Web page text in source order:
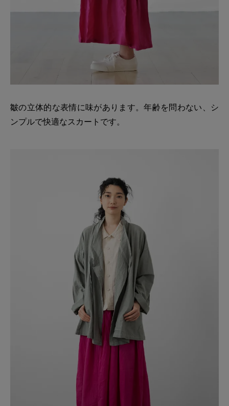
皺の立体的な表情に味があります。年齢を問わない、シ
ンプルで快適なスカートです。